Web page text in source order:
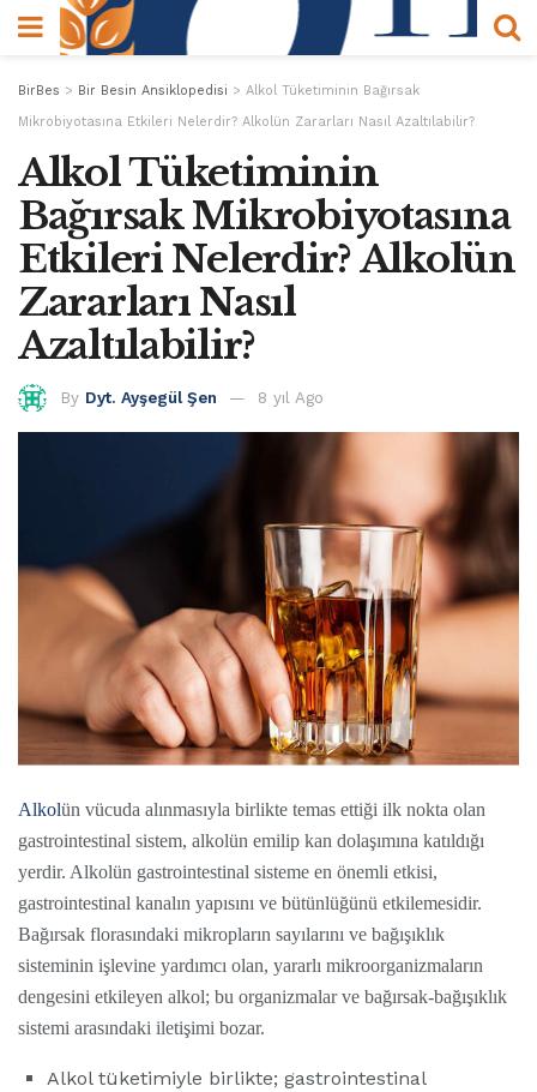
BirBes > Bir Besin Ansiklopedisi > Alkol Tüketiminin Bağırsak
Mikrobiyotasına Etkileri Nelerdir? Alkolün Zararları Nasıl Azaltılabilir?
Alkol Tüketiminin
Bağırsak Mikrobiyotasına
Etkileri Nelerdir? Alkolün
Zararları Nasıl
Azaltılabilir?
By Dyt. Ayşegül Şen 8 yıl Ago
Alkolün vücuda alınmasıyla birlikte temas ettiği ilk nokta olan
gastrointestinal sistem, alkolün emilip kan dolaşımına katıldığı
yerdir. Alkolün gastrointestinal sisteme en önemli etkisi,
gastrointestinal kanalın yapısını ve bütünlüğünü etkilemesidir.
Bağırsak florasındaki mikropların sayılarını ve bağışıklık
sisteminin işlevine yardımcı olan, yararlı mikroorganizmaların
dengesini etkileyen alkol; bu organizmalar ve bağırsak-bağışıklık
sistemi arasındaki iletişimi bozar.
Alkol tüketimiyle birlikte; gastrointestinal